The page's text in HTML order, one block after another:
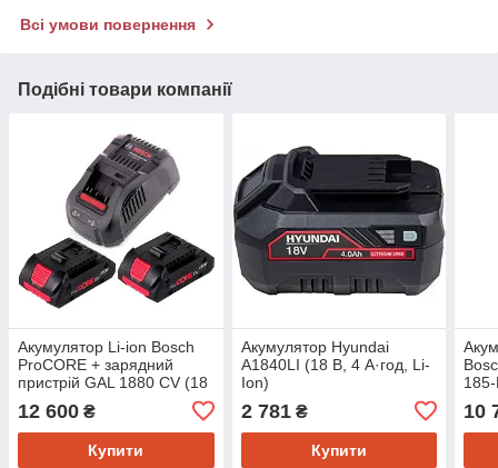
Всі умови повернення
Подібні товари компанії
Акумулятор Li-ion Bosch
ProCORE + зарядний
пристрій GAL 1880 CV (18
В, 4 А*год) (1600A016GF)
12 600 ₴
Купити
Акумулятор Hyundai
A1840LI (18 В, 4 А·год, Li-
Ion)
2 781₴
Купити
10